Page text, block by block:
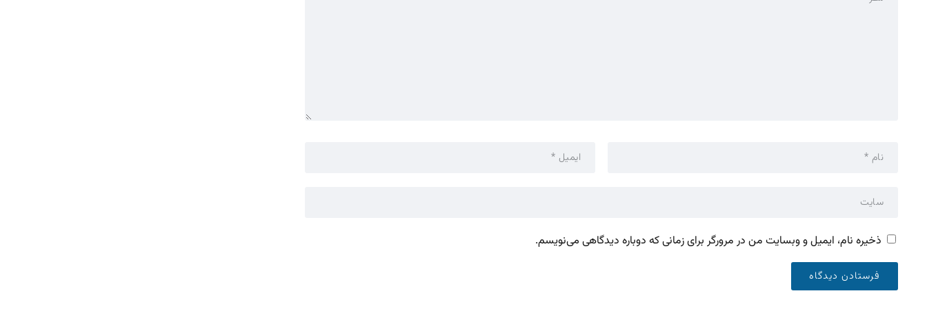
ذخیره نام، ایمیل و وبسایت من در مرورگر برای زمانی که دوباره دیدگاهی می‌نویسم.